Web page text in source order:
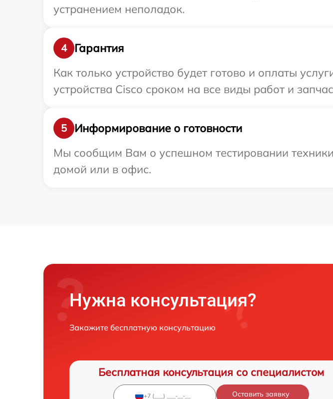
устранением неполадок.
4
Гарантия
Как только устройство будет готово и оплаты
устройства Cisco сроком на все виды работ и
5
Информирование о готовности
Мы сообщим Вам о успешном тестировании
домой или в офис.
Нужна консультация?
Закажите бесплатную консультацию
Бесплатная консультация со специалистом
Оставить заявку